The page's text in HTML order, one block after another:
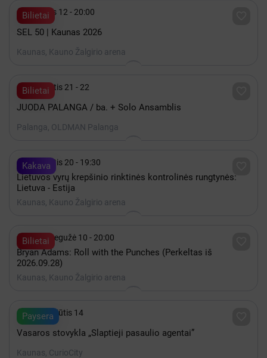
Bilietai
 Gruodis 12 - 20:00
SEL 50 | Kaunas 2026
Kaunas, Kauno Žalgirio arena
Bilietai
 Rugpjūtis 21 - 22
JUODA PALANGA / ba. + Solo Ansamblis
Palanga, OLDMAN Palanga
Kakava
 Rugpjūtis 20 - 19:30
Lietuvos vyrų krepšinio rinktinės kontrolinės rungtynės:
Lietuva - Estija
Kaunas, Kauno Žalgirio arena
Bilietai
 2027 Gegužė 10 - 20:00
Bryan Adams: Roll with the Punches (Perkeltas iš
2026.09.28)
Kaunas, Kauno Žalgirio arena
Paysera
 iki Rugpjūtis 14
Vasaros stovykla „Slaptieji pasaulio agentai”
Kaunas, CurioCity